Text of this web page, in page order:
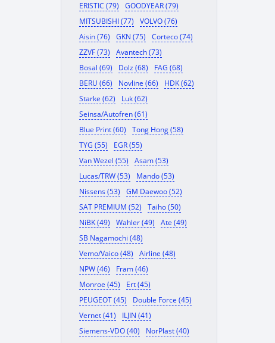
ERISTIC (79)
GOODYEAR (79)
MITSUBISHI (77)
VOLVO (76)
Aisin (76)
GKN (75)
Corteco (74)
ZZVF (73)
Avantech (73)
Bosal (69)
Dolz (68)
FAG (68)
BERU (66)
Novline (66)
HDK (62)
Starke (62)
Luk (62)
Seinsa/Autofren (61)
Blue Print (60)
Tong Hong (58)
TYG (55)
EGR (55)
Van Wezel (55)
Asam (53)
Lucas/TRW (53)
Mando (53)
Nissens (53)
GM Daewoo (52)
SAT PREMIUM (52)
Taiho (50)
NiBK (49)
Wahler (49)
Ate (49)
SB Nagamochi (48)
Vemo/Vaico (48)
Airline (48)
NPW (46)
Fram (46)
Monroe (45)
Ert (45)
PEUGEOT (45)
Double Force (45)
Vernet (41)
ILJIN (41)
Siemens-VDO (40)
NorPlast (40)